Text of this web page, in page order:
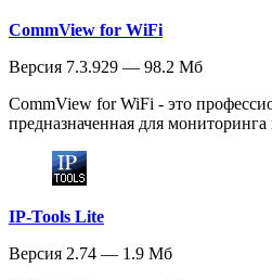
CommView for WiFi
Версия 7.3.929 — 98.2 Мб
CommView for WiFi - это
предназначенная для
IP-Tools Lite
Версия 2.74 — 1.9 Мб